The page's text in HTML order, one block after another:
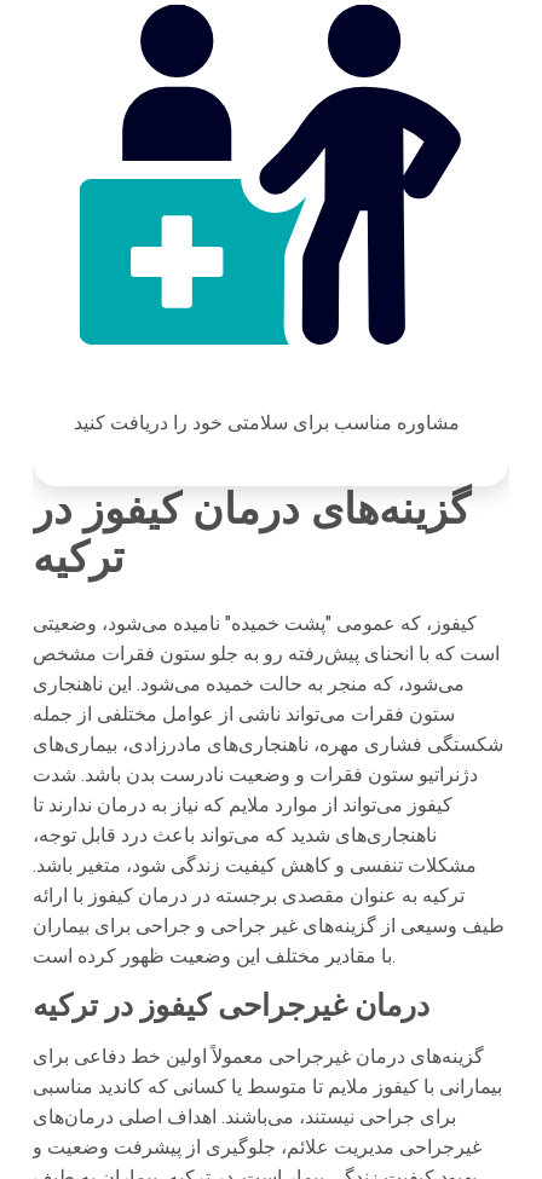
مشاوره مناسب برای سلامتی خود را دریافت کنید
گزینه‌های درمان کیفوز در
ترکیه
کیفوز، که عمومی "پشت خمیده" نامیده می‌شود، وضعیتی
است که با انحنای پیش‌رفته رو به جلو ستون فقرات مشخص
می‌شود، که منجر به حالت خمیده می‌شود. این ناهنجاری
ستون فقرات می‌تواند ناشی از عوامل مختلفی از جمله
شکستگی فشاری مهره، ناهنجاری‌های مادرزادی، بیماری‌های
دژنراتیو ستون فقرات و وضعیت نادرست بدن باشد. شدت
کیفوز می‌تواند از موارد ملایم که نیاز به درمان ندارند تا
ناهنجاری‌های شدید که می‌تواند باعث درد قابل توجه،
مشکلات تنفسی و کاهش کیفیت زندگی شود، متغیر باشد.
ترکیه به عنوان مقصدی برجسته در درمان کیفوز با ارائه
طیف وسیعی از گزینه‌های غیر جراحی و جراحی برای بیماران
با مقادیر مختلف این وضعیت ظهور کرده است.
درمان غیرجراحی کیفوز در ترکیه
گزینه‌های درمان غیرجراحی معمولاً اولین خط دفاعی برای
بیمارانی با کیفوز ملایم تا متوسط یا کسانی که کاندید مناسبی
برای جراحی نیستند، می‌باشند. اهداف اصلی درمان‌های
غیرجراحی مدیریت علائم، جلوگیری از پیشرفت وضعیت و